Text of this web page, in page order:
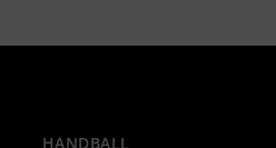
HANDBALL